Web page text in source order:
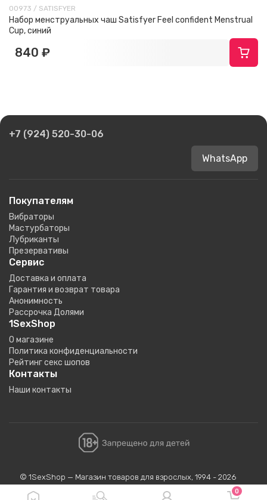
00973 / SATISFYER
Набор менструальных чаш Satisfyer Feel confident Menstrual
Cup, синий
840 ₽
+7 (924) 520-30-06
WhatsApp
Покупателям
Вибраторы
Мастурбаторы
Лубриканты
Презервативы
Сервис
Доставка и оплата
Гарантия и возврат товара
Анонимность
Рассрочка Долями
1SexShop
О магазине
Политика конфиденциальности
Рейтинг секс шопов
Контакты
Наши контакты
© 1SexShop — Магазин товаров для взрослых, 1994 - 2026
0